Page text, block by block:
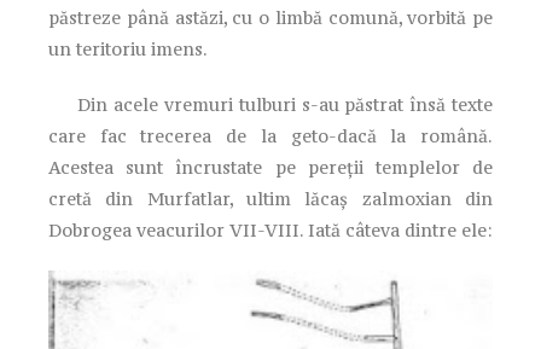
păstreze până astăzi, cu o limbă comună, vorbită pe
un teritoriu imens.
Din acele vremuri tulburi s-au păstrat însă texte
care fac trecerea de la geto-dacă la română.
Acestea sunt încrustate pe pereții templelor de
cretă din Murfatlar, ultim lăcaș zalmoxian din
Dobrogea veacurilor VII-VIII. Iată câteva dintre ele: